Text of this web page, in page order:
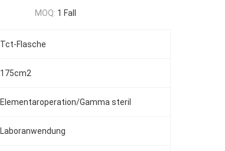
MOQ: 1 Fall
Tct-Flasche
175cm2
Elementaroperation/Gamma steril
Laboranwendung